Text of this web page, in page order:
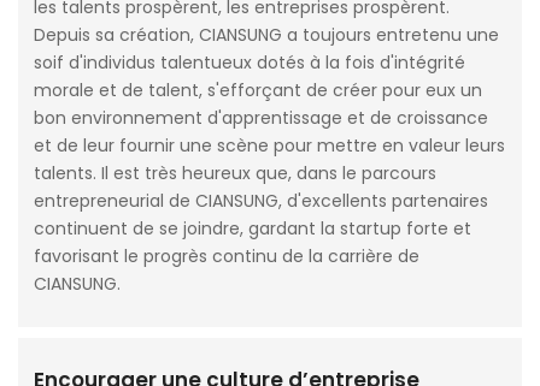
les talents prospèrent, les entreprises prospèrent.
Depuis sa création, CIANSUNG a toujours entretenu une
soif d'individus talentueux dotés à la fois d'intégrité
morale et de talent, s'efforçant de créer pour eux un
bon environnement d'apprentissage et de croissance
et de leur fournir une scène pour mettre en valeur leurs
talents. Il est très heureux que, dans le parcours
entrepreneurial de CIANSUNG, d'excellents partenaires
continuent de se joindre, gardant la startup forte et
favorisant le progrès continu de la carrière de
CIANSUNG.
Encourager une culture d’entreprise